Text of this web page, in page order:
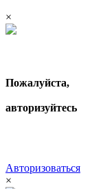
×
Пожалуйста,
авторизуйтесь
Авторизоваться
×